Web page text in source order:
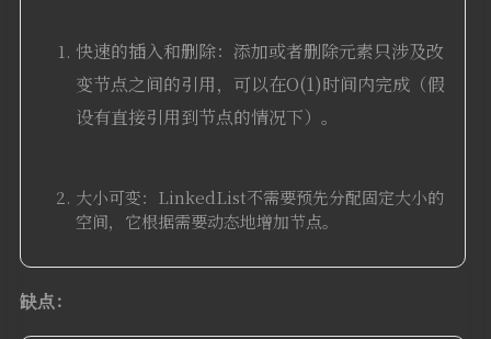
快速的插入和删除：添加或者删除元素只涉及改
变节点之间的引用，可以在O(1)时间内完成（假
设有直接引用到节点的情况下）。
大小可变：LinkedList不需要预先分配固定大小的
空间，它根据需要动态地增加节点。
缺点：